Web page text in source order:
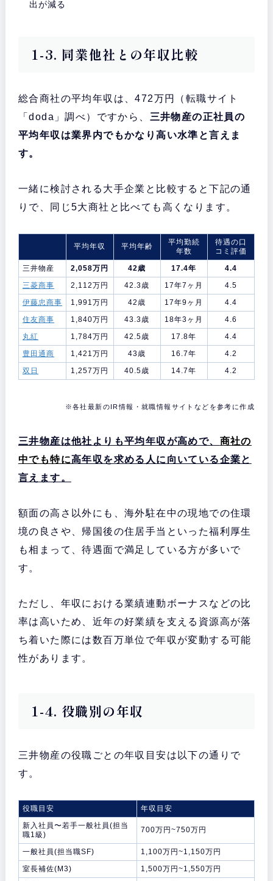
出が減る
1-3. 同業他社との年収比較
総合商社の平均年収は、472万円（転職サイト
「doda」調べ）ですから、 三井物産の正社員の
平均年収は業界内でもかなり高い水準と言えま
す。
一緒に検討される大手企業と比較すると下記の通
りで、同じ5大商社と比べても高くなります。
平均年収 平均年齢
平均勤続
年数
待遇の口
コミ評価
三井物産
2,058万円 42歳 17.4年
4.4
三菱商事
2,112万円 42.3歳 17年7ヶ月
4.5
伊藤忠商事
1,991万円 42歳 17年9ヶ月
4.4
住友商事
1,840万円 43.3歳 18年3ヶ月
4.6
丸紅
1,784万円 42.5歳 17.8年
4.4
豊田通商
1,421万円 43歳 16.7年
4.2
双日
1,257万円 40.5歳 14.7年 4.2
※各社最新のIR情報・就職情報サイトなどを参考に作成
三井物産は他社よりも平均年収が高めで、 商社の
中でも特に高年収を求める人に向いている企業と
言えます。
額面の高さ以外にも、海外駐在中の現地での住環
境の良さや、帰国後の住居手当といった福利厚生
も相まって、待遇面で満足している方が多いで
す。
ただし、年収における業績連動ボーナスなどの比
率は高いため、近年の好業績を支える資源高が落
ち着いた際には数百万単位で年収が変動する可能
性があります。
1-4. 役職別の年収
三井物産の役職ごとの年収目安は以下の通りで
す。
役職目安
年収目安
新入社員〜若手一般社員(担当
職1級)
700万円~750万円
一般社員(担当職SF)
1,100万円~1,150万円
室長補佐(M3)
1,500万円~1,550万円